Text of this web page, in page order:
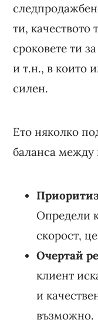
ти, качеството
сроковете ти
и т.н., в които
силен.
Ето няколко
баланса между
Определи
скорост,
Очертай
клиент
и
възможно.